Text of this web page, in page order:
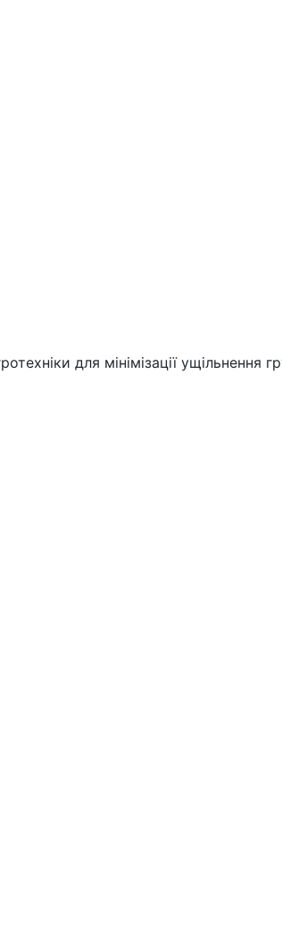
для мінімізації ущільнення